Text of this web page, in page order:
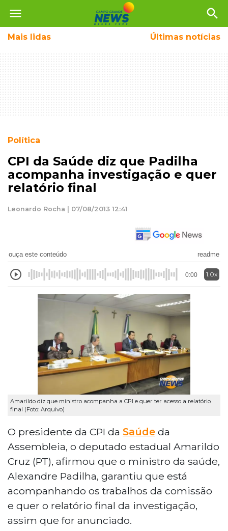
menu search
Mais lidas Últimas notícias
Política
CPI da Saúde diz que Padilha
acompanha investigação e quer
relatório final
Leonardo Rocha | 07/08/2013 12:41
ouça este conteúdo readme
0:00 1.0x
Amarildo diz que ministro acompanha a CPI e quer ter acesso a relatório
final (Foto: Arquivo)
O presidente da CPI da Saúde da
Assembleia, o deputado estadual Amarildo
Cruz (PT), afirmou que o ministro da saúde,
Alexandre Padilha, garantiu que está
acompanhando os trabalhos da comissão
e quer o relatório final da investigação,
assim que for anunciado.